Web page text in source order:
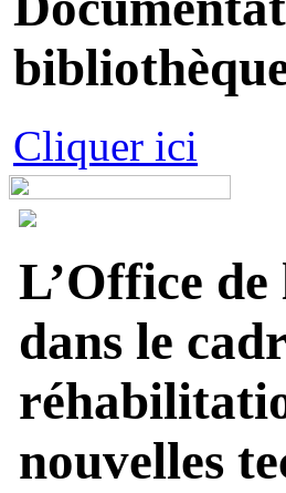
Cliquer ici
L’Office de
dans le
nouvelles